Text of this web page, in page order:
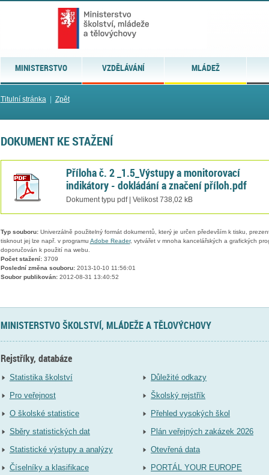
MINISTERSTVO VZDĚLÁVÁNÍ MLÁDEŽ
Titulní stránka| Zpět
DOKUMENT KE STAŽENÍ
Příloha č. 2 _1.5_Výstupy a monitorovací
indikátory - dokládání a značení příloh.pdf
Dokument typu pdf | Velikost 738,02 kB
Typ souboru:Univerzálně použitelný formát dokumentů, který je určen především k tisku,
tisknout jej lze např. v programu Adobe Reader, vytvářet v mnoha kancelářských a grafických
doporučován k použití na webu.
Počet stažení:3709
Poslední změna souboru:2013-10-10 11:56:01
Soubor publikován:2012-08-31 13:40:52
MINISTERSTVO ŠKOLSTVÍ, MLÁDEŽE A TĚLOVÝCHOVY
Rejstříky, databáze
Statistika školství
Pro veřejnost
O školské statistice
Sběry statistických dat
Statistické výstupy a analýzy
Číselníky a klasifikace
Důležité odkazy
Školský rejstřík
Přehled vysokých škol
Plán veřejných zakázek 2026
Otevřená data
PORTÁL YOUR EUROPE